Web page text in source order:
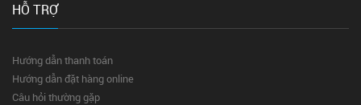
HỖ TRỢ
Hướng dẫn thanh toán
Hướng dẫn đặt hàng online
Câu hỏi thường gặp